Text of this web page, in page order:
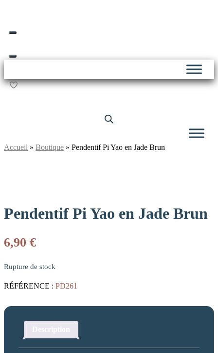
Accueil » Boutique » Pendentif Pi Yao en Jade Brun
Pendentif Pi Yao en Jade Brun
6,90 €
Rupture de stock
RÉFÉRENCE : PD261
Description